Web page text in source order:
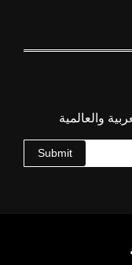
والعالمية
Submit